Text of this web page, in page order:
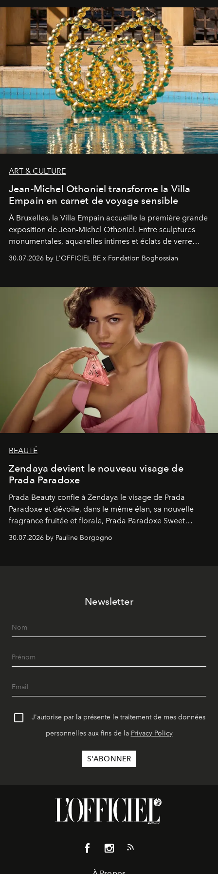
ART & CULTURE
Jean-Michel Othoniel transforme la Villa
Empain en carnet de voyage sensible
À Bruxelles, la Villa Empain accueille la première grande
exposition de Jean-Michel Othoniel. Entre sculptures
monumentales, aquarelles intimes et éclats de verre
soufflé, l’artiste français compose un itinéraire
émotionnel où chaque œuvre devient le souvenir
émerveillement.
30.07.2026 by L'OFFICIEL BE x Fondation Boghossian
BEAUTÉ
Zendaya devient le nouveau visage de
Prada Paradoxe
Prada Beauty confie à Zendaya le visage de Prada
Paradoxe et dévoile, dans le même élan, sa nouvelle
fragrance fruitée et florale, Prada Paradoxe Sweet
Chemistry Eau de Parfum.
30.07.2026 by Pauline Borgogno
Newsletter
J'autorise par la présente le traitement de mes données
personnelles aux fins de la Privacy Policy